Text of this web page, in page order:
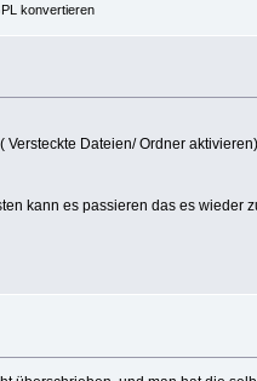
konvertieren
Dateien/ Ordner
kann es passieren das es wieder